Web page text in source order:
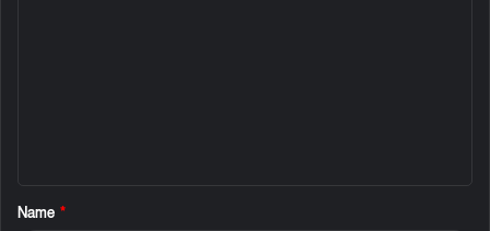
*
Name *